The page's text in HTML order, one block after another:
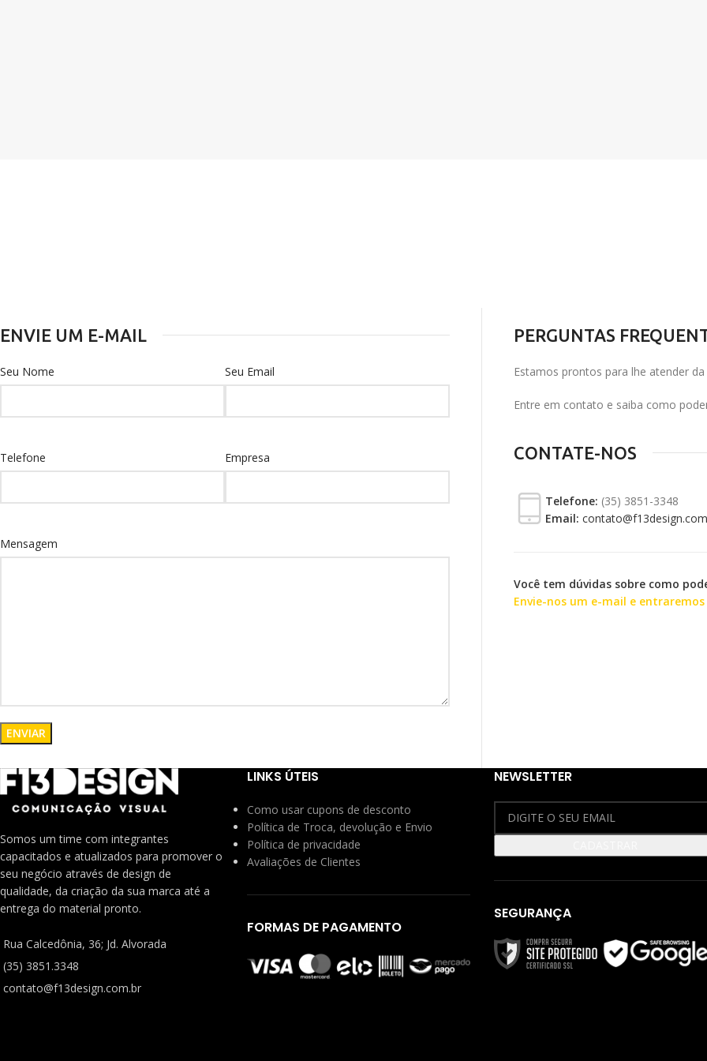
ENVIE UM E-MAIL
Seu Nome Seu Email
Telefone Empresa
Mensagem
PERGUNTAS
Estamos prontos para lhe atender
Entre em contato e saiba como
CONTATE-NOS
Telefone: (35) 3851-3348
Email:
Você tem dúvidas sobre como
Envie-nos um e-mail e
Somos um time com integrantes
capacitados e atualizados para promover o
seu negócio através de design de
qualidade, da criação da sua marca até a
entrega do material pronto.
Rua Calcedônia, 36; Jd. Alvorada
(35) 3851.3348
contato@f13design.com.br
LINKS ÚTEIS
Como usar cupons de desconto
Política de Troca, devolução e Envio
Política de privacidade
Avaliações de Clientes
FORMAS DE PAGAMENTO
NEWSLETTER
SEGURANÇA